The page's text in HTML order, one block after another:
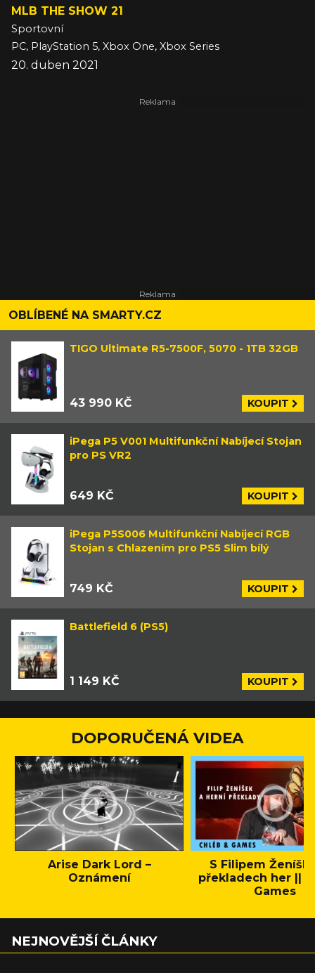
MLB THE SHOW 21
Sportovní
PC, PlayStation 5, Xbox One, Xbox Series
20. duben 2021
OBLÍBENÉ NA SMARTY.CZ
TIGO Ultimate R5-7500F, 5070 - 1TB 32GB
43 990 KČ KOUPIT
iPega P5 V001 Multifunkční Nabíjecí Stojan
pro PS VR2
649 KČ KOUPIT
iPega P5S006 Multifunkční Nabíjecí RGB
Stojan s Chlazením pro PS5 Slim bílý
749 KČ KOUPIT
Battlefield 6 (PS5)
1 149 KČ KOUPIT
DOPORUČENÁ VIDEA
Arise Dark Lord –
Oznámení
S Filipem
překladech her ||
Games
NEJNOVĚJŠÍ ČLÁNKY